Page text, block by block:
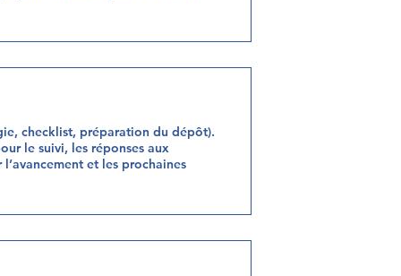
checklist, préparation du dépôt).
le suivi, les réponses aux
et les prochaines